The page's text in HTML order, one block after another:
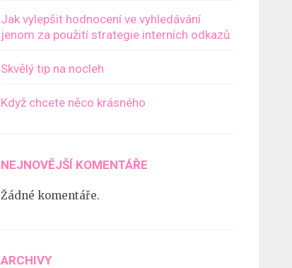
Jak vylepšit hodnocení ve vyhledávání
jenom za použití strategie interních odkazů
Skvělý tip na nocleh
Když chcete něco krásného
NEJNOVĚJŠÍ KOMENTÁŘE
Žádné komentáře.
ARCHIVY